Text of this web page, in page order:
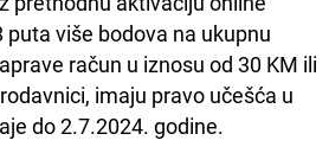
više bodova na ukupnu
račun u iznosu od 30 KM ili
imaju pravo učešća u
do 2.7.2024. godine.